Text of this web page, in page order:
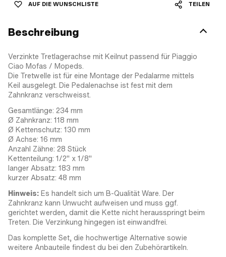
AUF DIE WUNSCHLISTE TEILEN
Beschreibung
Verzinkte Tretlagerachse mit Keilnut passend für Piaggio
Ciao Mofas / Mopeds.
Die Tretwelle ist für eine Montage der Pedalarme mittels
Keil ausgelegt. Die Pedalenachse ist fest mit dem
Zahnkranz verschweisst.
Gesamtlänge: 234 mm
Ø Zahnkranz: 118 mm
Ø Kettenschutz: 130 mm
Ø Achse: 16 mm
Anzahl Zähne: 28 Stück
Kettenteilung: 1/2" x 1/8"
langer Absatz: 183 mm
kurzer Absatz: 48 mm
Hinweis: Es handelt sich um B-Qualität Ware. Der
Zahnkranz kann Unwucht aufweisen und muss ggf.
gerichtet werden, damit die Kette nicht herausspringt beim
Treten. Die Verzinkung hingegen ist einwandfrei.
Das komplette Set, die hochwertige Alternative sowie
weitere Anbauteile findest du bei den Zubehörartikeln.